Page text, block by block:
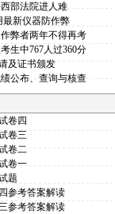
部法院进人难
最新仪器防作弊
弊者两年不得再考
生中767人过360分
及证书颁发
公布、查询与核查
卷四
卷三
卷二
卷一
题
参考答案解读
参考答案解读